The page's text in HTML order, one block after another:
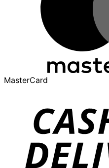
MasterCard